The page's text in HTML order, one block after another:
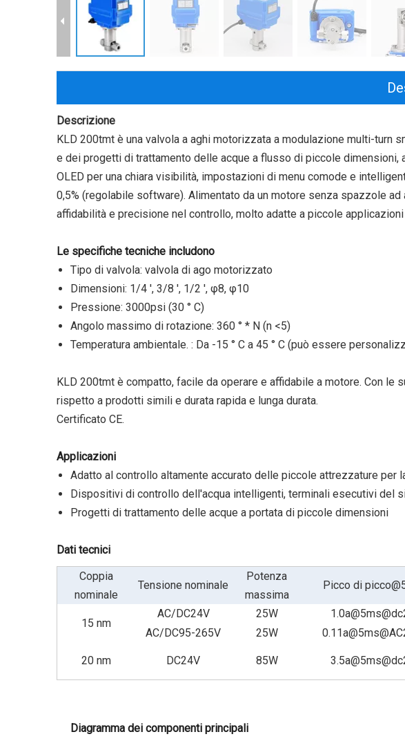
Descrizione
KLD 200tmt è una valvola a aghi motorizzata a modulazione multi-turn
e dei progetti di trattamento delle acque a flusso di piccole
OLED per una chiara visibilità, impostazioni di menu comode e
0,5% (regolabile software). Alimentato da un motore senza spazzole
affidabilità e precisione nel controllo, molto adatte a piccole
Le specifiche tecniche includono
Tipo di valvola: valvola di ago motorizzato
Dimensioni: 1/4 ', 3/8 ', 1/2 ', φ8, φ10
Pressione: 3000psi (30 ° C)
Angolo massimo di rotazione: 360 ° * N (n <5)
Temperatura ambientale. : Da -15 ° C a 45 ° C (può essere
KLD 200tmt è compatto, facile da operare e affidabile a motore. Con
rispetto a prodotti simili e durata rapida e lunga durata.
Certificato CE.
Applicazioni
Adatto al controllo altamente accurato delle piccole attrezzature per
Dispositivi di controllo dell'acqua intelligenti, terminali esecutivi del
Progetti di trattamento delle acque a portata di piccole dimensioni
Dati tecnici
Coppia
nominale
Tensione nominale
Potenza
massima
Picco di
15 nm
AC/DC24V 25W
AC/DC95-265V 25W
20 nm DC24V 85W
Diagramma dei componenti principali